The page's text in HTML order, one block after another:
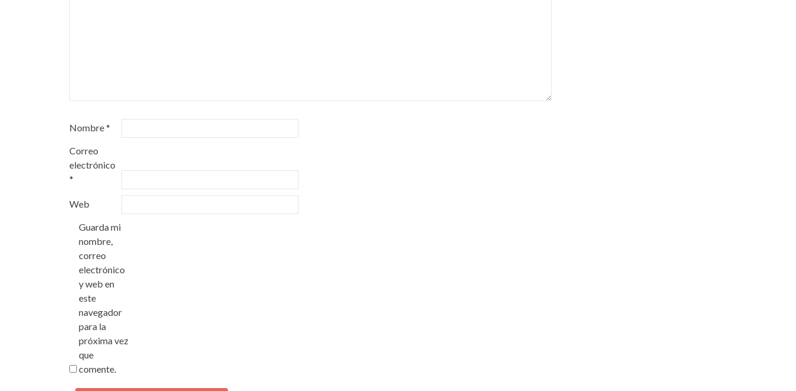
Nombre*
Correo
electrónico
*
Web
Guarda mi
nombre,
correo
electrónico
y web en
este
navegador
para la
próxima vez
que
comente.